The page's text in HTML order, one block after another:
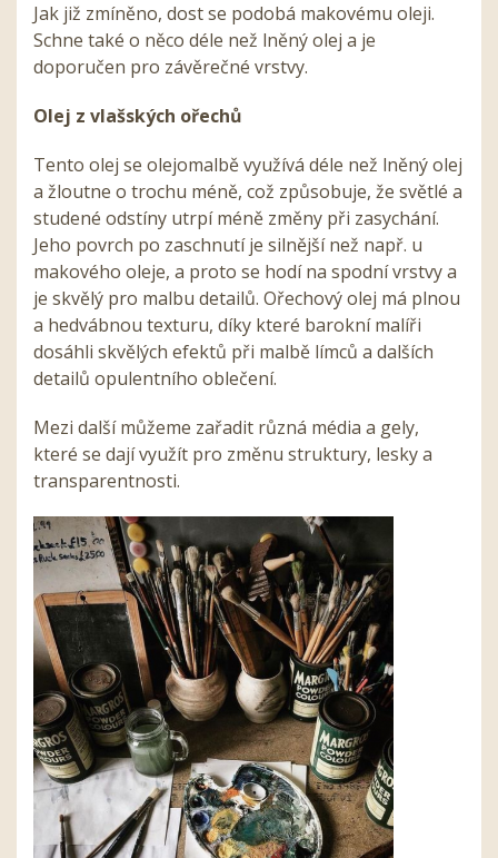
Jak již zmíněno, dost se podobá makovému oleji.
Schne také o něco déle než lněný olej a je
doporučen pro závěrečné vrstvy.
Olej z vlašských ořechů
Tento olej se olejomalbě využívá déle než lněný olej
a žloutne o trochu méně, což způsobuje, že světlé a
studené odstíny utrpí méně změny při zasychání.
Jeho povrch po zaschnutí je silnější než např. u
makového oleje, a proto se hodí na spodní vrstvy a
je skvělý pro malbu detailů. Ořechový olej má plnou
a hedvábnou texturu, díky které barokní malíři
dosáhli skvělých efektů při malbě límců a dalších
detailů opulentního oblečení.
Mezi další můžeme zařadit různá média a gely,
které se dají využít pro změnu struktury, lesky a
transparentnosti.